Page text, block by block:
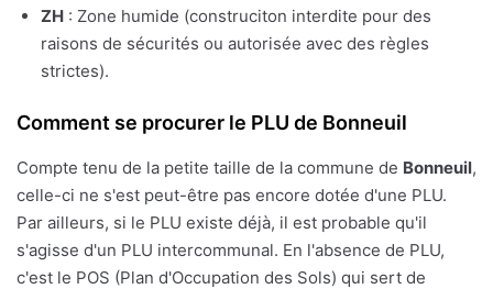
ZH : Zone humide (construciton interdite pour des
raisons de sécurités ou autorisée avec des règles
strictes).
Comment se procurer le PLU de Bonneuil
Compte tenu de la petite taille de la commune de Bonneuil,
celle-ci ne s'est peut-être pas encore dotée d'une PLU.
Par ailleurs, si le PLU existe déjà, il est probable qu'il
s'agisse d'un PLU intercommunal. En l'absence de PLU,
c'est le POS (Plan d'Occupation des Sols) qui sert de